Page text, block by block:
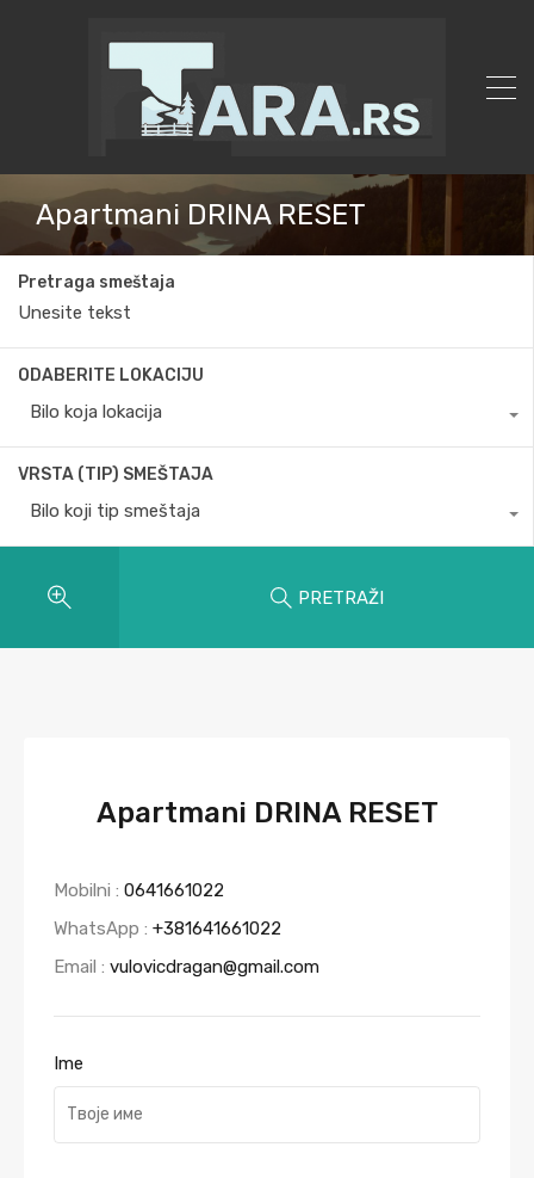
Apartmani DRINA RESET
Pretraga smeštaja
ODABERITE LOKACIJU
Bilo koja lokacija
VRSTA (TIP) SMEŠTAJA
Bilo koji tip smeštaja
PRETRAŽI
Apartmani DRINA RESET
Mobilni : 0641661022
WhatsApp : +381641661022
Email : vulovicdragan@gmail.com
Ime